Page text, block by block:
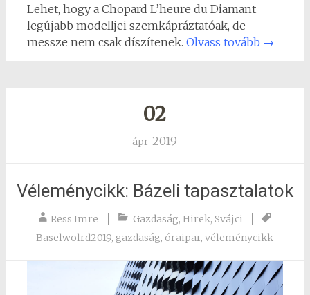
Lehet, hogy a Chopard L’heure du Diamant
legújabb modelljei szemkápráztatóak, de
messze nem csak díszítenek. Olvass tovább →
02
ápr 2019
Véleménycikk: Bázeli tapasztalatok
Ress Imre Gazdaság, Hirek, Svájci
Baselwolrd2019, gazdaság, óraipar,véleménycikk